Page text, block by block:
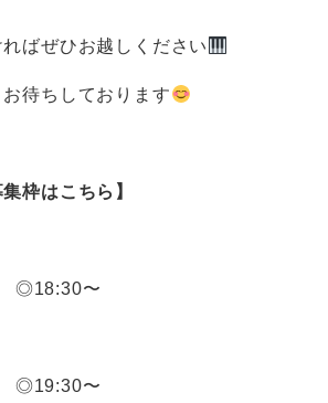
ばぜひお越しください
待ちしております
枠はこちら】
〜
〜